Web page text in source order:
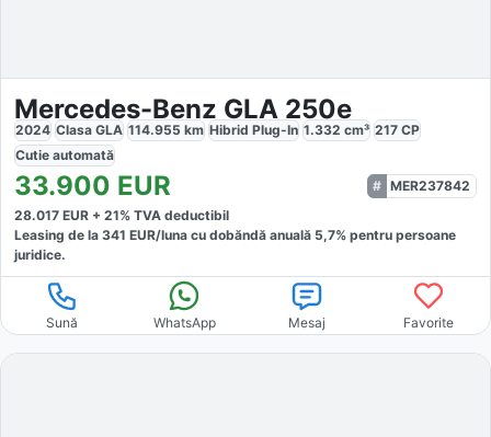
Mercedes-Benz GLA 250e
2024 Clasa GLA 114.955 km Hibrid Plug-In 1.332 cm³ 217 CP
Cutie automată
33.900 EUR
MER237842
28.017 EUR + 21% TVA deductibil
Leasing de la 341 EUR/luna cu dobăndă anuală 5,7% pentru persoane
juridice.
Sună WhatsApp Mesaj Favorite